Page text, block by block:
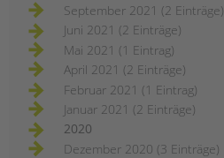
September 2021 (2 Einträge)
Juni 2021 (2 Einträge)
Mai 2021 (1 Eintrag)
April 2021 (2 Einträge)
Februar 2021 (1 Eintrag)
Januar 2021 (2 Einträge)
2020
Dezember 2020 (3 Einträge)